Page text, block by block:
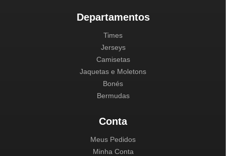
Departamentos
Times
Jerseys
Camisetas
Jaquetas e Moletons
Bonés
Bermudas
Conta
Meus Pedidos
Minha Conta